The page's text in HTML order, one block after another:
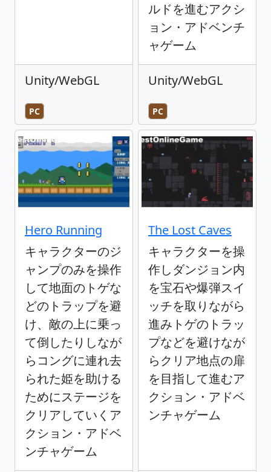
Unity/WebGL
PC
ルドを進むアクシ
ョン・アドベンチ
ャゲーム
Unity/WebGL
PC
Hero Running
キャラクターのジ
ャンプのみを操作
して地面のトゲな
どのトラップを避
け、敵の上に乗っ
て倒したりしなが
らコングに連れ去
られた姫を助ける
ためにステージを
クリアしていくア
クション・アドベ
ンチャゲーム
The Lost Caves
キャラクターを操
作しダンジョン内
を宝石や爆弾スイ
ッチを取りながら
進みトゲのトラッ
プなどを避けなが
らクリア地点の扉
を目指して進むア
クション・アドベ
ンチャゲーム